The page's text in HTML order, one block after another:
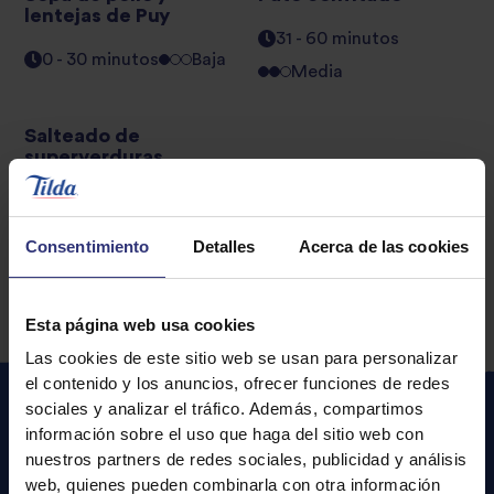
Consentimiento Detalles Acerca de las cookies
Esta página web usa cookies
Las cookies de este sitio web se usan para personalizar
el contenido y los anuncios, ofrecer funciones de redes
sociales y analizar el tráfico. Además, compartimos
información sobre el uso que haga del sitio web con
nuestros partners de redes sociales, publicidad y análisis
web, quienes pueden combinarla con otra información
lentejas de Puy
0 - 30 minutos Baja
31 - 60 minutos
Media
Salteado de
superverduras
0 - 30 minutos
Recetasdestacadas